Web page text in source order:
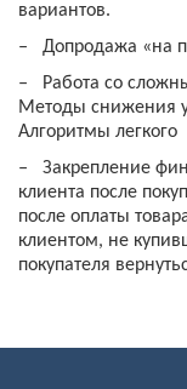
вариантов.
‒
Допродажа «на
‒
Работа со
Методы снижения
Алгоритмы
‒
Закрепление
клиента после
после оплаты
клиентом, не
покупателя